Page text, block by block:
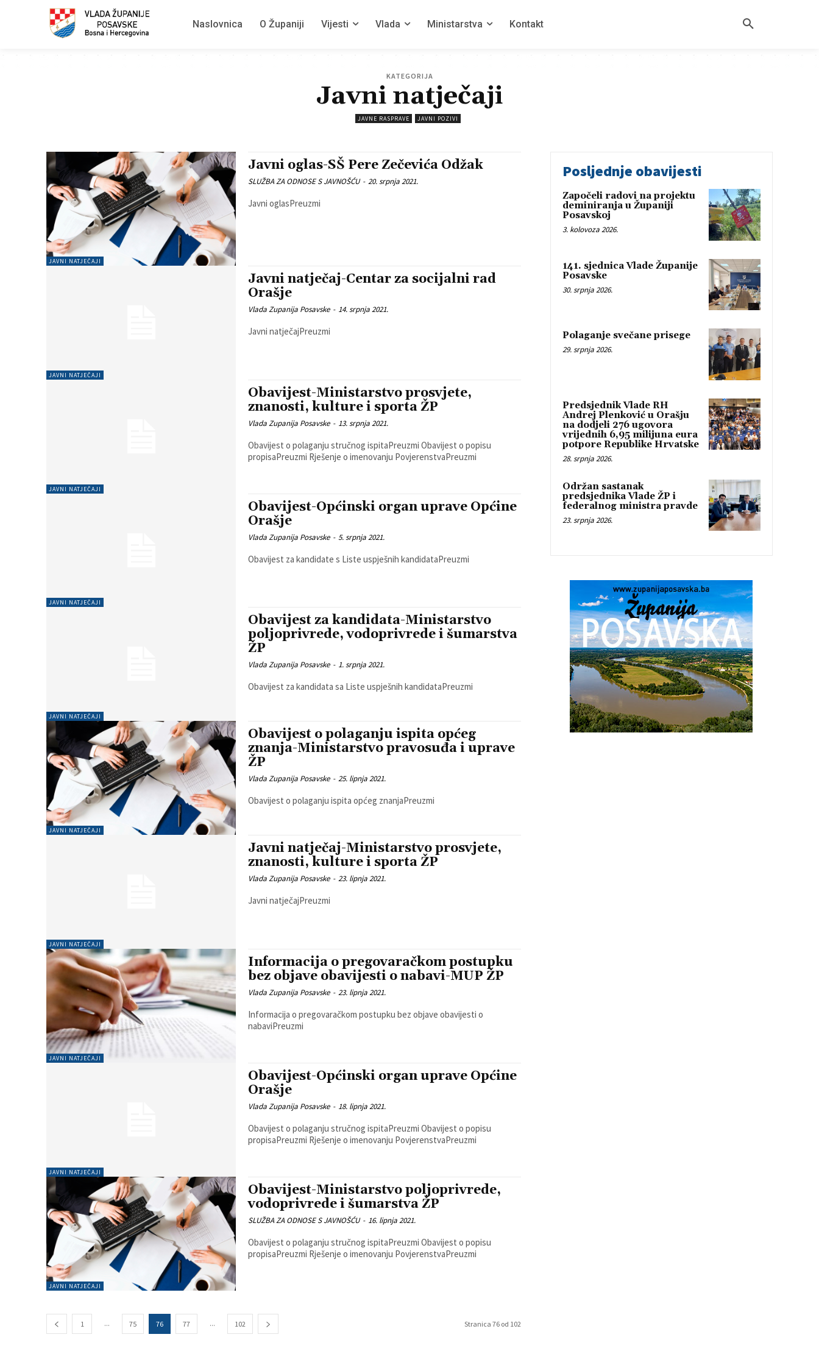
Naslovnica O Županiji Vijesti Vlada Ministarstva Kontakt
KATEGORIJA
Javni natječaji
JAVNE RASPRAVE JAVNI POZIVI
JAVNI NATJEČAJI
Javni oglas-SŠ Pere Zečevića Odžak
SLUŽBA ZA ODNOSE S JAVNOŠĆU - 20. srpnja 2021.
Javni oglasPreuzmi
JAVNI NATJEČAJI
Javni natječaj-Centar za socijalni rad
Orašje
Vlada Zupanija Posavske - 14. srpnja 2021.
Javni natječajPreuzmi
JAVNI NATJEČAJI
Obavijest-Ministarstvo prosvjete,
znanosti, kulture i sporta ŽP
Vlada Zupanija Posavske - 13. srpnja 2021.
Obavijest o polaganju stručnog ispitaPreuzmi Obavijest o popisu
propisaPreuzmi Rješenje o imenovanju PovjerenstvaPreuzmi
JAVNI NATJEČAJI
Obavijest-Općinski organ uprave Općine
Orašje
Vlada Zupanija Posavske - 5. srpnja 2021.
Obavijest za kandidate s Liste uspješnih kandidataPreuzmi
JAVNI NATJEČAJI
Obavijest za kandidata-Ministarstvo
poljoprivrede, vodoprivrede i šumarstva
ŽP
Vlada Zupanija Posavske - 1. srpnja 2021.
Obavijest za kandidata sa Liste uspješnih kandidataPreuzmi
JAVNI NATJEČAJI
Obavijest o polaganju ispita općeg
znanja-Ministarstvo pravosuđa i uprave
ŽP
Vlada Zupanija Posavske - 25. lipnja 2021.
Obavijest o polaganju ispita općeg znanjaPreuzmi
JAVNI NATJEČAJI
Javni natječaj-Ministarstvo prosvjete,
znanosti, kulture i sporta ŽP
Vlada Zupanija Posavske - 23. lipnja 2021.
Javni natječajPreuzmi
JAVNI NATJEČAJI
Informacija o pregovaračkom postupku
bez objave obavijesti o nabavi-MUP ŽP
Vlada Zupanija Posavske - 23. lipnja 2021.
Informacija o pregovaračkom postupku bez objave obavijesti o
nabaviPreuzmi
JAVNI NATJEČAJI
Obavijest-Općinski organ uprave Općine
Orašje
Vlada Zupanija Posavske - 18. lipnja 2021.
Obavijest o polaganju stručnog ispitaPreuzmi Obavijest o popisu
propisaPreuzmi Rješenje o imenovanju PovjerenstvaPreuzmi
JAVNI NATJEČAJI
Obavijest-Ministarstvo poljoprivrede,
vodoprivrede i šumarstva ŽP
SLUŽBA ZA ODNOSE S JAVNOŠĆU - 16. lipnja 2021.
Obavijest o polaganju stručnog ispitaPreuzmi Obavijest o popisu
propisaPreuzmi Rješenje o imenovanju PovjerenstvaPreuzmi
1 ... 75 76 77 ... 102 Stranica 76 od 102
Posljednje obavijesti
Započeli radovi na projektu
deminiranja u Županiji
Posavskoj
3. kolovoza 2026.
141. sjednica Vlade Županije
Posavske
30. srpnja 2026.
Polaganje svečane prisege
29. srpnja 2026.
Predsjednik Vlade RH
Andrej Plenković u Orašju
na dodjeli 276 ugovora
vrijednih 6,95 milijuna eura
potpore Republike Hrvatske
28. srpnja 2026.
Održan sastanak
predsjednika Vlade ŽP i
federalnog ministra pravde
23. srpnja 2026.